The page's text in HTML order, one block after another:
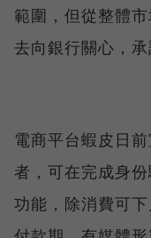
範圍，但從整體
去向銀行關心，承
電商平台蝦皮日
者，可在完成身份
功能，除消費可